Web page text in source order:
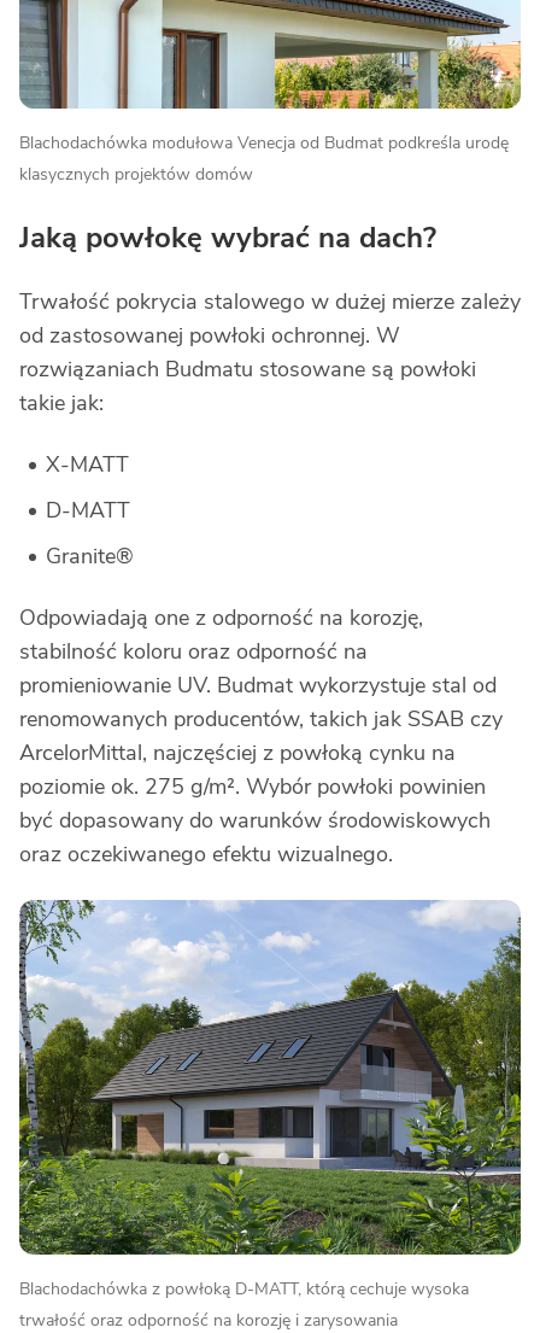
Blachodachówka modułowa Venecja od Budmat podkreśla urodę
klasycznych projektów domów
Jaką powłokę wybrać na dach?
Trwałość pokrycia stalowego w dużej mierze zależy
od zastosowanej powłoki ochronnej. W
rozwiązaniach Budmatu stosowane są powłoki
takie jak:
X-MATT
D-MATT
Granite®
Odpowiadają one z odporność na korozję,
stabilność koloru oraz odporność na
promieniowanie UV. Budmat wykorzystuje stal od
renomowanych producentów, takich jak SSAB czy
ArcelorMittal, najczęściej z powłoką cynku na
poziomie ok. 275 g/m². Wybór powłoki powinien
być dopasowany do warunków środowiskowych
oraz oczekiwanego efektu wizualnego.
Blachodachówka z powłoką D-MATT, którą cechuje wysoka
trwałość oraz odporność na korozję i zarysowania